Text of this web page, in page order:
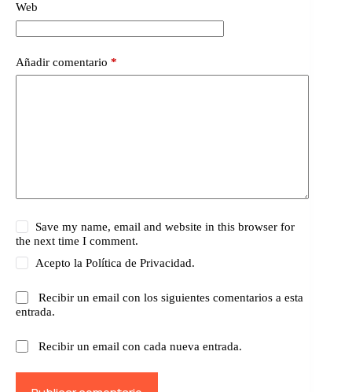
Web
Añadir comentario *
Save my name, email and website in this browser for
the next time I comment.
Acepto laPolítica de Privacidad.
Recibir un email con los siguientes comentarios a esta
entrada.
Recibir un email con cada nueva entrada.